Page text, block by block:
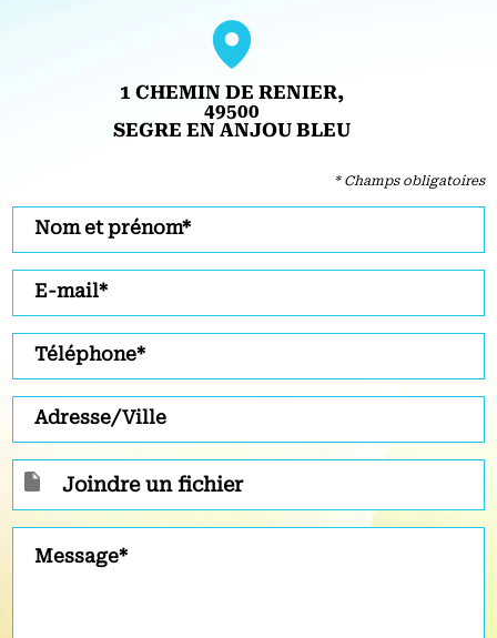
1 CHEMIN DE RENIER,
49500
SEGRE EN ANJOU BLEU
* Champs obligatoires
Nom et prénom*
E-mail*
Téléphone*
Adresse/Ville
Joindre un fichier
Message*